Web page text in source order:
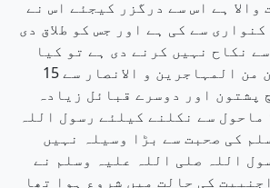
والا ہے اس سے درگزر کیجئے اس نے
سے کی ہے اور جس کو طلاق دی
نکاح نہیں کرنے دی ہے تو کیا
السابقون الاولون من المہاجرین و الانصار سے 15
پشتون اور دوسرے قبائل زیادہ
ماحول سے نکلنے کیلئے رسول اللہ
کی صحبت سے بڑا وسیلہ نہیں
اللہ صلی اللہ علیہ وسلم نے
کی حالت میں شروع ہوا تھا